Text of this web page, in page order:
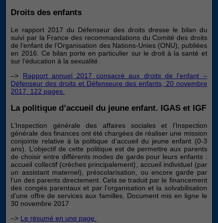
Droits des enfants
Le rapport 2017 du Défenseur des droits dresse le bilan du
suivi par la France des recommandations du Comité des droits
de l’enfant de l’Organisation des Nations-Unies (ONU), publiées
en 2016. Ce bilan porte en particulier sur le droit à la santé et
sur l’éducation à la sexualité
–> Rapport annuel 2017 consacré aux droits de l’enfant –
Défenseur des droits et Défenseure des enfants, 20 novembre
2017. 122 pages.
La politique d’accueil du jeune enfant. IGAS et IGF
L’Inspection générale des affaires sociales et l’Inspection
générale des finances ont été chargées de réaliser une mission
conjointe relative à la politique d’accueil du jeune enfant (0-3
ans). L’objectif de cette politique est de permettre aux parents
de choisir entre différents modes de garde pour leurs enfants :
accueil collectif (crèches principalement), accueil individuel (par
un assistant maternel), préscolarisation, ou encore garde par
l’un des parents directement. Cela se traduit par le financement
des congés parentaux et par l’organisation et la solvabilisation
d’une offre de services aux familles. Document mis en ligne le
30 novembre 2017
–> Le résumé en une page.